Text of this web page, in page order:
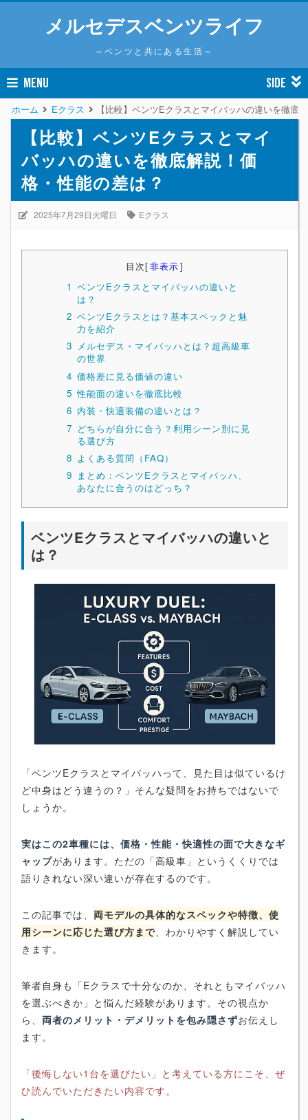
メルセデスベンツライフ
～ベンツと共にある生活～
MENU SIDE
ホーム Eクラス 【比較】ベンツEクラスとマイバッハの違いを徹底
【比較】ベンツEクラスとマイ
バッハの違いを徹底解説！価
格・性能の差は？
2025年7月29日火曜日 Eクラス
目次[非表示]
1 ベンツEクラスとマイバッハの違いと
は？
2 ベンツEクラスとは？基本スペックと魅
力を紹介
3 メルセデス・マイバッハとは？超高級車
の世界
4 価格差に見る価値の違い
5 性能面の違いを徹底比較
6 内装・快適装備の違いとは？
7 どちらが自分に合う？利用シーン別に見
る選び方
8 よくある質問（FAQ）
9 まとめ：ベンツEクラスとマイバッハ、
あなたに合うのはどっち？
ベンツEクラスとマイバッハの違いと
は？
「ベンツEクラスとマイバッハって、見た目は似ているけ
ど中身はどう違うの？」そんな疑問をお持ちではないで
しょうか。
実はこの2車種には、価格・性能・快適性の面で大きなギ
ャップがあります。ただの「高級車」というくくりでは
語りきれない深い違いが存在するのです。
この記事では、 両モデルの具体的なスペックや特徴、使
用シーンに応じた選び方まで、わかりやすく解説してい
きます。
筆者自身も「Eクラスで十分なのか、それともマイバッハ
を選ぶべきか」と悩んだ経験があります。その視点か
ら、 両者のメリット・デメリットを包み隠さずお伝えし
ます。
「後悔しない1台を選びたい」と考えている方にこそ、ぜ
ひ読んでいただきたい内容です。